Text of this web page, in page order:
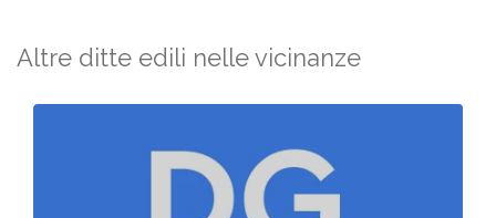
Altre ditte edili nelle vicinanze